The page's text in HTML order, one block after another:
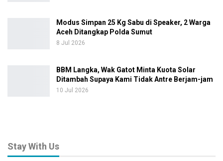
Modus Simpan 25 Kg Sabu di Speaker, 2 Warga
Aceh Ditangkap Polda Sumut
8 Jul 2026
BBM Langka, Wak Gatot Minta Kuota Solar
Ditambah Supaya Kami Tidak Antre Berjam-jam
10 Jul 2026
Stay With Us